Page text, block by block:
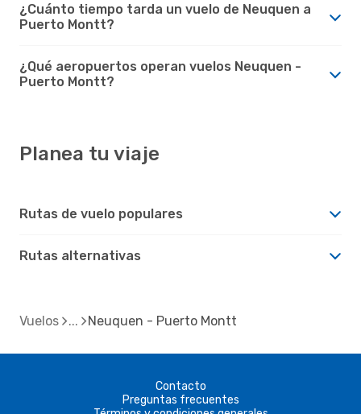
¿Cuánto tiempo tarda un vuelo de Neuquen a
Puerto Montt?
¿Qué aeropuertos operan vuelos Neuquen -
Puerto Montt?
Planea tu viaje
Rutas de vuelo populares
Rutas alternativas
Vuelos Neuquen - Puerto Montt
Contacto
Preguntas frecuentes